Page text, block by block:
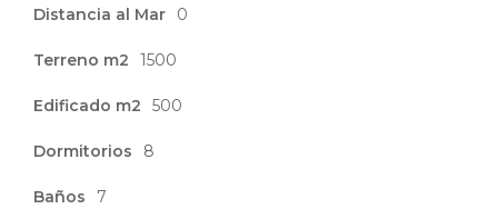
Distancia al Mar 0
Terreno m2 1500
Edificado m2 500
Dormitorios 8
Baños 7